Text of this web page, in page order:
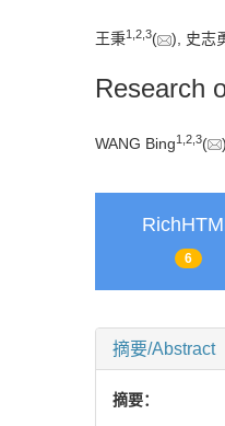
王秉1 2 3( ), 史志
Research
WANG Bing1 2 3(
6
摘要/Abstract
摘要：